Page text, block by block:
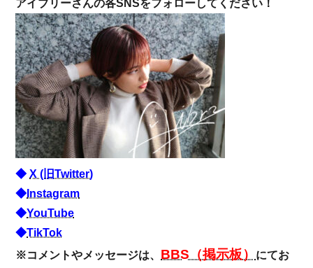
アイブリーさんの各SNSをフォローしてください！
◆X (旧Twitter)
◆ Instagram
◆YouTube
◆TikTok
※コメントやメッセージは、 BBS（掲示板）
にてお